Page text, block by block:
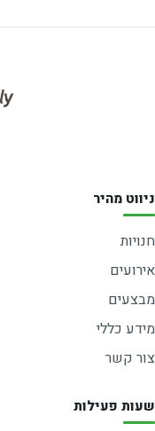
ניווט מהיר
חנויות
אירועים
מבצעים
מידע כללי
צור קשר
שעות פעילות